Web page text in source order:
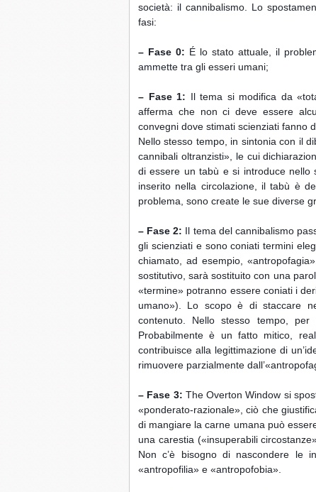
società: il cannibalismo. Lo
fasi:
– Fase 0: É lo stato attuale, il
ammette tra gli esseri umani;
– Fase 1: Il tema si modifica da
afferma che non ci deve essere
convegni dove stimati scienziati fanno
Nello stesso tempo, in sintonia con il
cannibali oltranzisti», le cui
di essere un tabù e si introduce nello
inserito nella circolazione, il tabù è
problema, sono create le sue diverse
– Fase 2: Il tema del cannibalismo
gli scienziati e sono coniati termini
chiamato, ad esempio,
sostitutivo, sarà sostituito con una
«termine» potranno essere coniati i
umano»). Lo scopo è di staccare
contenuto. Nello stesso tempo,
Probabilmente è un fatto mitico,
contribuisce alla legittimazione di
rimuovere parzialmente
– Fase 3: The Overton Window si
«ponderato-razionale», ciò che
di mangiare la carne umana può
una carestia («insuperabili
Non c’è bisogno di nascondere le
«antropofilia» e «antropofobia».